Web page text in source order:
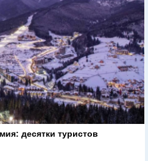
десятки туристов